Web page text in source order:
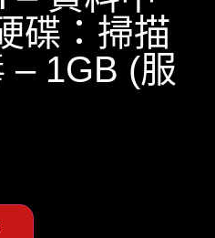
碟：掃描
– 1GB (服